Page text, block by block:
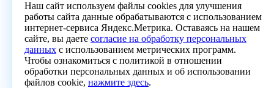
Наш сайт используем файлы cookies для улучшения
работы сайта данные обрабатываются с использованием
интернет-сервиса Яндекс.Метрика. Оставаясь на нашем
сайте, вы даете согласие на обработку персональных
данных с использованием метрических программ.
Чтобы ознакомиться с политикой в отношении
обработки персональных данных и об использовании
файлов cookie, нажмите здесь.